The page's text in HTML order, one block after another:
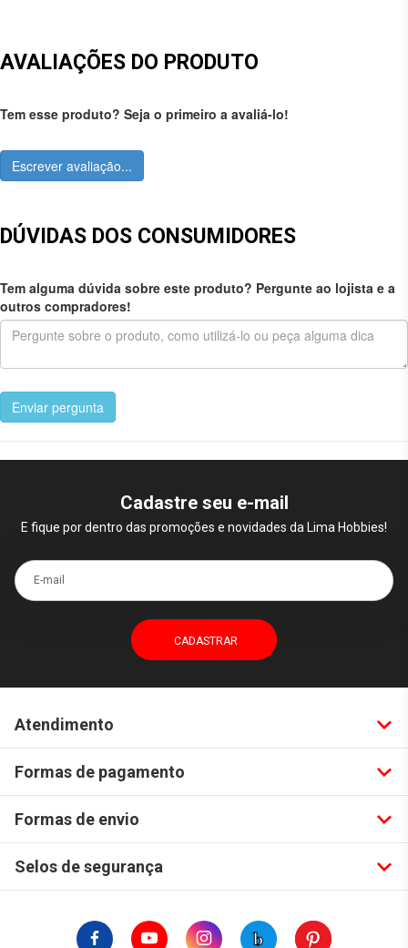
AVALIAÇÕES DO PRODUTO
Tem esse produto? Seja o primeiro a avaliá-lo!
Escrever avaliação...
DÚVIDAS DOS CONSUMIDORES
Tem alguma dúvida sobre este produto? Pergunte ao lojista e a
outros compradores!
Enviar pergunta
Cadastre seu e-mail
E fique por dentro das promoções e novidades da Lima Hobbies!
E-mail
Atendimento
Formas de pagamento
Formas de envio
Selos de segurança